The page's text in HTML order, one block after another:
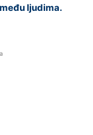
ljudima.